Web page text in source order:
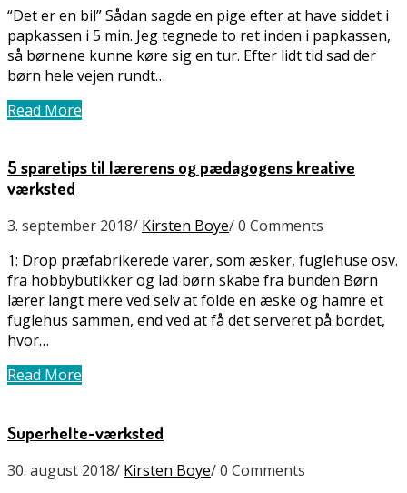
“Det er en bil” Sådan sagde en pige efter at have siddet i
papkassen i 5 min. Jeg tegnede to ret inden i papkassen,
så børnene kunne køre sig en tur. Efter lidt tid sad der
børn hele vejen rundt…
Read More
5 sparetips til lærerens og pædagogens kreative
værksted
3. september 2018/ Kirsten Boye/0 Comments
1: Drop præfabrikerede varer, som æsker, fuglehuse osv.
fra hobbybutikker og lad børn skabe fra bunden Børn
lærer langt mere ved selv at folde en æske og hamre et
fuglehus sammen, end ved at få det serveret på bordet,
hvor…
Read More
Superhelte-værksted
30. august 2018/ Kirsten Boye/0 Comments